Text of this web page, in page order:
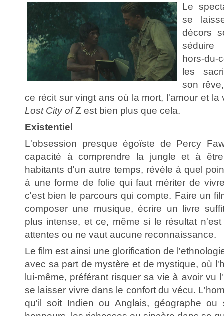
Le
se
décors
séduire
hors-
les
son
ce récit sur vingt ans où la mort, l'amour et
Lost City ofZ est bien plus que cela.
Existentiel
L'obsession presque égoïste de Percy
capacité à comprendre la jungle et à
habitants d'un autre temps, révèle à quel
à une forme de folie qui faut mériter de
c'est bien le parcours qui compte. Faire un
composer une musique, écrire un livre
plus intense, et ce, même si le résultat
attentes ou ne vaut aucune reconnaissance.
Le film est ainsi une glorification de
avec sa part de mystère et de mystique, où
lui-même, préférant risquer sa vie à avoir vu
se laisser vivre dans le confort du vécu.
qu'il soit Indien ou Anglais, géographe ou